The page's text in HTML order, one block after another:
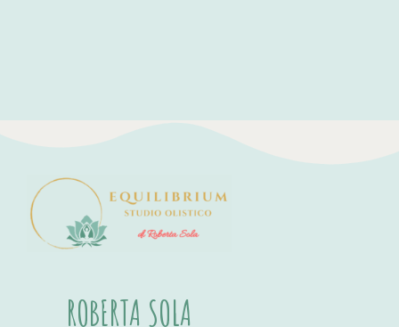
ROBERTA SOLA